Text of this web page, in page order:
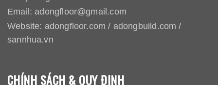
Email: adongfloor@gmail.com
Website: adongfloor.com / adongbuild.com /
sannhua.vn
CHÍNH SÁCH & QUY ĐỊNH